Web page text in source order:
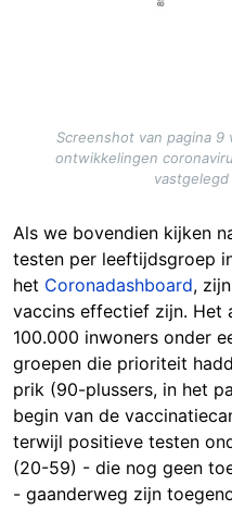
Screenshot van pagina 9
ontwikkelingen
vastgelegd
Als we bovendien kijken
testen per leeftijdsgroep
het Coronadashboard,
vaccins effectief zijn. Het
100.000 inwoners onder
groepen die prioriteit
prik (90-plussers, in het
begin van de
terwijl positieve testen
(20-59) - die nog geen
- gaanderweg zijn